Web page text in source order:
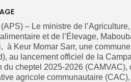
– Le ministre de
et de l’Élevage,
à Keur Momar Sarr, une
au lancement officiel de la
du cheptel 2025-2026 (CAMVAC),
agricole communautaire